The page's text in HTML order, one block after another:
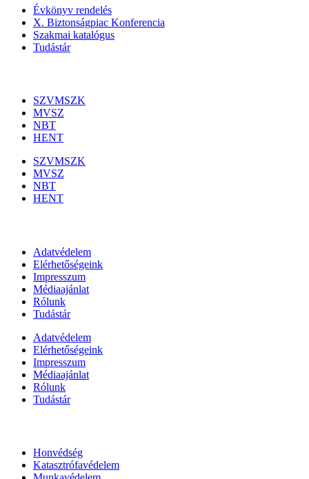
Évkönyv rendelés
X. Biztonságpiac Konferencia
Szakmai katalógus
Tudástár
SZVMSZK
MVSZ
NBT
HENT
SZVMSZK
MVSZ
NBT
HENT
Adatvédelem
Elérhetőségeink
Impresszum
Médiaajánlat
Rólunk
Tudástár
Adatvédelem
Elérhetőségeink
Impresszum
Médiaajánlat
Rólunk
Tudástár
Honvédség
Katasztrófavédelem